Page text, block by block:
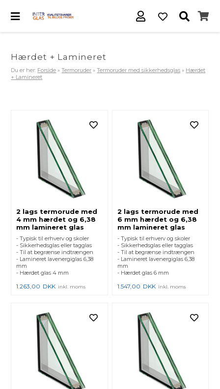
Hærdet + Lamineret
Du er her: Forside »Termoruder »Termoruder med sikkerhedsglas » Hærdet
+ Lamineret
2 lags termorude med
4 mm hærdet og 6,38
mm lamineret glas
- Typisk til erhverv og skoler
- Sikkerhedsglas eller tagglas
- Til at begrænse indtrængen
- Lamineret lavenergiglas 6,38
mm
- Hærdet glas 4 mm
1.263,00 DKK inkl. moms
2 lags termorude med
6 mm hærdet og 6,38
mm lamineret glas
- Typisk til erhverv og skoler
- Sikkerhedsglas eller tagglas
- Til at begrænse indtrængen
- Lamineret lavenergiglas 6,38
mm
- Hærdet glas 6 mm
1.547,00 DKK inkl. moms